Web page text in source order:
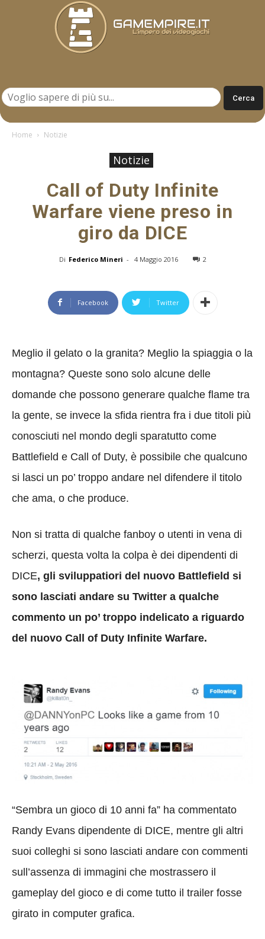
Home Notizie
Notizie
Call of Duty Infinite
Warfare viene preso in
giro da DICE
Di Federico Mineri - 4 Maggio 2016 2
Facebook Twitter
Meglio il gelato o la granita? Meglio la spiaggia o la
montagna? Queste sono solo alcune delle
domande che possono generare qualche flame tra
la gente, se invece la sfida rientra fra i due titoli più
conosciuti nel mondo degli sparatutto come
Battlefield e Call of Duty, è possibile che qualcuno
si lasci un po’ troppo andare nel difendere il titolo
che ama, o che produce.
Non si tratta di qualche fanboy o utenti in vena di
scherzi, questa volta la colpa è dei dipendenti di
DICE, gli sviluppatiori del nuovo Battlefield si
sono lasciati andare su Twitter a qualche
commento un po’ troppo indelicato a riguardo
del nuovo Call of Duty Infinite Warfare.
“Sembra un gioco di 10 anni fa” ha commentato
Randy Evans dipendente di DICE, mentre gli altri
suoi colleghi si sono lasciati andare con commenti
sull’assenza di immagini che mostrassero il
gameplay del gioco e di come tutto il trailer fosse
girato in computer grafica.